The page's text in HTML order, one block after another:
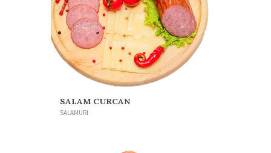
SALAM CURCAN
SALAMURI